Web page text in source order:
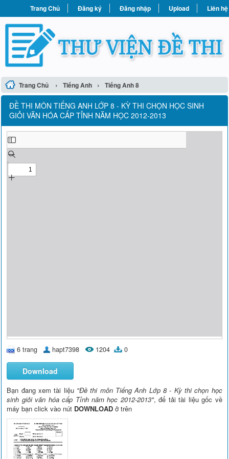
Trang Chủ Đăng ký Đăng nhập Upload Liên hệ
Trang Chủ › Tiếng Anh › Tiếng Anh 8
ĐỀ THI MÔN TIẾNG ANH LỚP 8 - KỲ THI CHỌN HỌC SINH
GIỎI VĂN HÓA CẤP TỈNH NĂM HỌC 2012-2013
6 trang hapt7398 1204 0
Download
Bạn đang xem tài liệu "Đề thi môn Tiếng Anh Lớp 8 - Kỳ thi chọn học
sinh giỏi văn hóa cấp Tỉnh năm học 2012-2013", để tải tài liệu gốc về
máy bạn click vào nút DOWNLOAD ở trên